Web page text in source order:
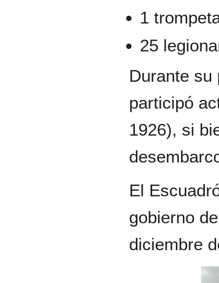
1
25
Durante su
participó
1926), si
El
gobierno
diciembre